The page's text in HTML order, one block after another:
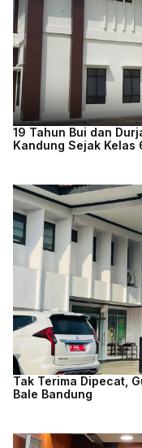
19 Tahun Bui dan
Kandung Sejak Kelas
Tak Terima Dipecat,
Bale Bandung